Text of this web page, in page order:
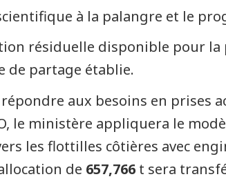
à la palangre et le
résiduelle disponible pour
de partage établie.
aux besoins en prises
le ministère appliquera le
les flottilles côtières avec
de 657,766 t sera